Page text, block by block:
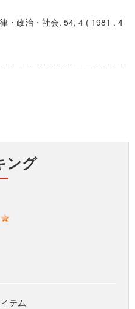
・政治・社会. 54, 4 ( 1981 . 4
ング
テム